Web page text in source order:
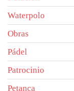
Waterpolo
Obras
Pádel
Patrocinio
Petanca